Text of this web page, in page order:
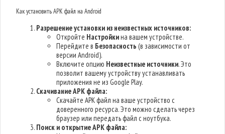
Как установить APK файл на Android
Разрешение установки из неизвестных источников:
Откройте Настройкина вашем устройстве.
Перейдите в Безопасность (в зависимости от
версии Android).
Включите опцию Неизвестные источники. Это
позволит вашему устройству устанавливать
приложения не из Google Play.
Скачивание APK файла:
Скачайте APK файл на ваше устройство с
доверенного ресурса. Это можно сделать через
браузер или передать файл с ноутбука.
Поиск и открытие APK файла: